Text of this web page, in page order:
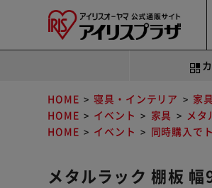
HOME 寝具・インテリア 家具
HOME
イベント 家具 メタ
HOME
イベント 同時購入で
メタルラック 棚板